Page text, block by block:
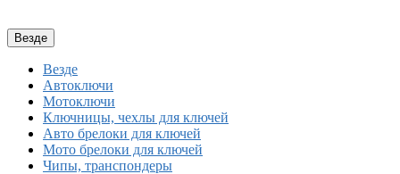
Везде
Везде
Автоключи
Мотоключи
Ключницы, чехлы для ключей
Авто брелоки для ключей
Мото брелоки для ключей
Чипы, транспондеры